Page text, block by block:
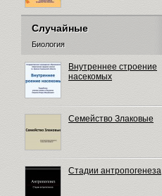
Случайные
Биология
Внутреннее строение
насекомых
Семейство Злаковые
Стадии антропогенеза